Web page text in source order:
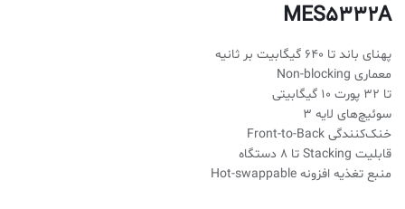
MES5332A
پهنای باند تا ۶۴۰ گیگابیت بر ثانیه
معماری Non-blocking
تا ۳۲ پورت ۱۰ گیگابیتی
سوئیچ‌های لایه ۳
خنک‌کنندگی Front-to-Back
قابلیت Stacking تا ۸ دستگاه
منبع تغذیه افزونه Hot-swappable